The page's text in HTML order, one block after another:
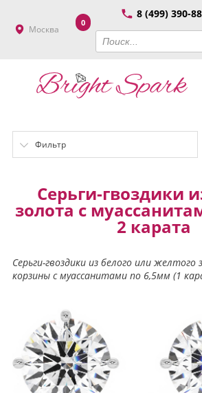
Москва
8 (499) 390-
0
Фильтр
Серьги-гвоздики
золота с
2 карата
Серьги-гвоздики из белого или желтого
корзины с муассанитами по 6,5мм (1